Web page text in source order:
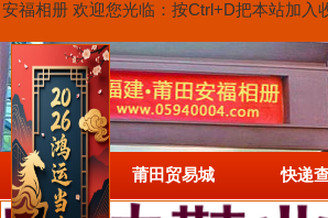
安福相册 欢迎您光临：按Ctrl+D把本站加
首页 莆田贸易城 快递